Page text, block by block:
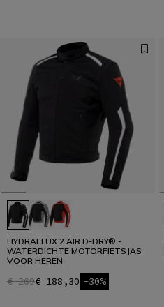
HYDRAFLUX 2 AIR D-DRY® -
WATERDICHTE MOTORFIETSJAS
VOOR HEREN
€ 269€ 188,30 -30%